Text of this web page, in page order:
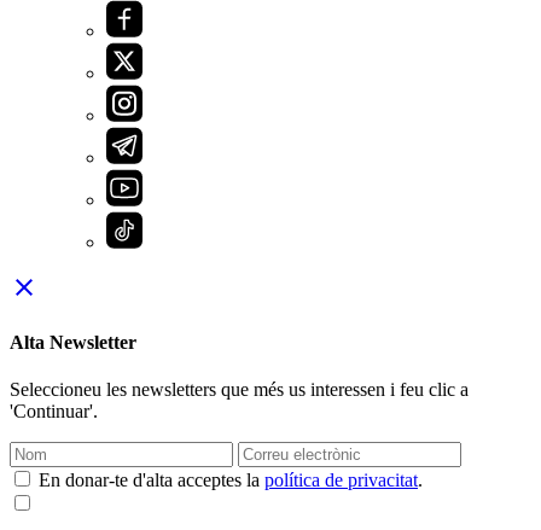
close
Alta Newsletter
Seleccioneu les newsletters que més us interessen i feu clic a
'Continuar'.
En donar-te d'alta acceptes la política de privacitat.